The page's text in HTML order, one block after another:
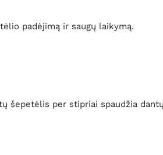
padėjimą ir saugų laikymą.
šepetėlis per stipriai spaudžia